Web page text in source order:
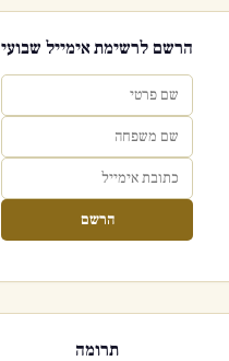
הרשם לרשימת אימייל שבועי
הרשם
תרומה